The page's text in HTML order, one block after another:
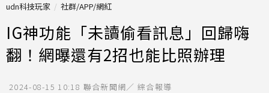
udn科技玩家 社群/APP/網紅
IG神功能「未讀偷看訊息」回歸嗨
翻！網曝還有2招也能比照辦理
2024-08-15 10:18 聯合新聞網／ 綜合報導